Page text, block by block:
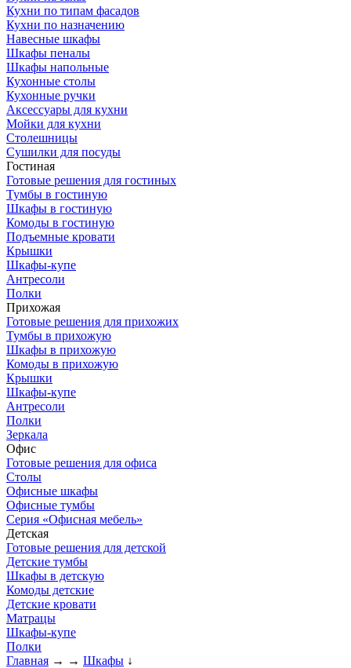
Кухни по типам фасадов
Кухни по назначению
Навесные шкафы
Шкафы пеналы
Шкафы напольные
Кухонные столы
Кухонные ручки
Аксессуары для кухни
Мойки для кухни
Столешницы
Сушилки для посуды
Гостиная
Готовые решения для гостиных
Тумбы в гостиную
Шкафы в гостиную
Комоды в гостиную
Подъемные кровати
Крышки
Шкафы-купе
Антресоли
Полки
Прихожая
Готовые решения для прихожих
Тумбы в прихожую
Шкафы в прихожую
Комоды в прихожую
Крышки
Шкафы-купе
Антресоли
Полки
Зеркала
Офис
Готовые решения для офиса
Столы
Офисные шкафы
Офисные тумбы
Серия «Офисная мебель»
Детская
Готовые решения для детской
Детские тумбы
Шкафы в детскую
Комоды детские
Детские кровати
Матрацы
Шкафы-купе
Полки
Главная → → Шкафы ↓